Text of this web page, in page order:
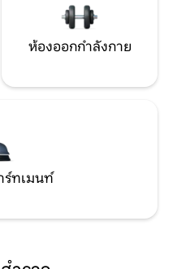
ห้องออกกำลังกาย
ร์ทเมนท์